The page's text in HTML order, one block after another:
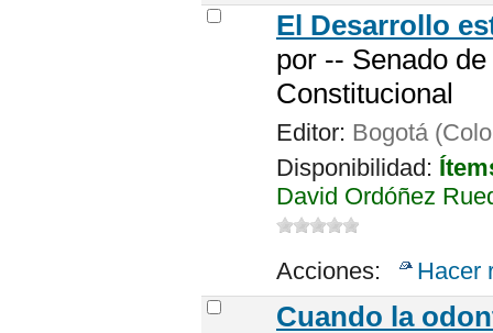
El Desarrollo
por -- Senado
Constitucional
Editor: Bogotá
Disponibilidad:
David Ordóñez
Acciones: Hacer
Cuando la